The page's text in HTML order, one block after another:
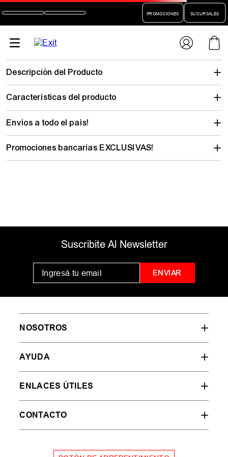
PROMOCIONES SUCURSALES
remera-
No encontramos lo que buscabas…
pero hay mucho para descubrir
MUJER HOMBRE NIÑOS
35 36 37 38